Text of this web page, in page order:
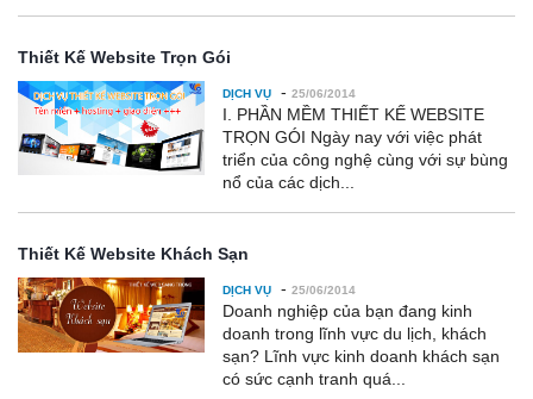
Thiết Kế Website Trọn Gói
DỊCH VỤ - 25/06/2014
I. PHẦN MỀM THIẾT KẾ WEBSITE
TRỌN GÓI Ngày nay với việc phát
triển của công nghệ cùng với sự bùng
nổ của các dịch...
Thiết Kế Website Khách Sạn
DỊCH VỤ - 25/06/2014
Doanh nghiệp của bạn đang kinh
doanh trong lĩnh vực du lịch, khách
sạn? Lĩnh vực kinh doanh khách sạn
có sức cạnh tranh quá...